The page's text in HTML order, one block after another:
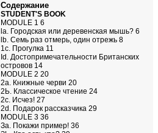
Содержание
STUDENT'S BOOK
MODULE 1 6
la. Городская или деревенская мышь? 6
lb. Семь раз отмерь, один отрежь 8
1с. Прогулка 11
Id. Достопримечательности Британских
островов 14
MODULE 2 20
2а. Книжные черви 20
2Ь. Классическое чтение 24
2с. Исчез! 27
2d. Подарок рассказчика 29
MODULE 3 36
За. Покажи пример! 36